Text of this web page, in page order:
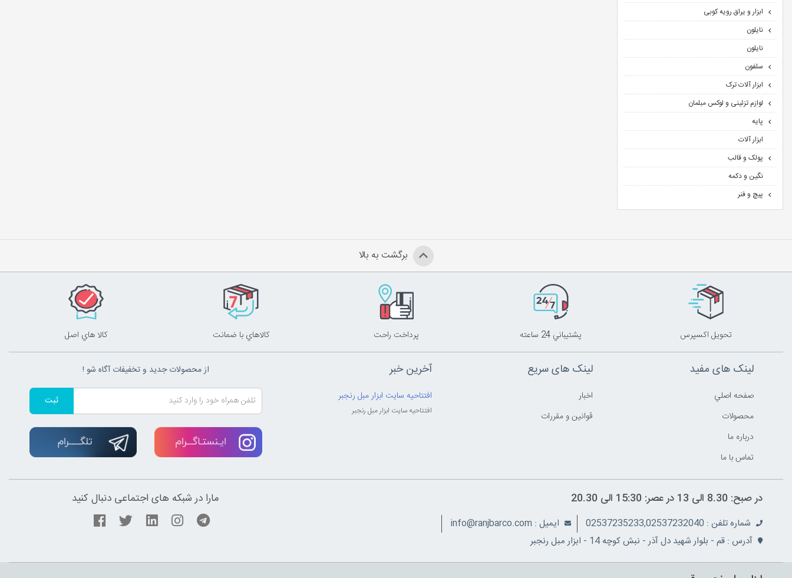
ابزار و یراق رویه کوبی
نایلون
نایلون
سلفون
ابزار آلات ترک
لوازم تزئینی و لوکس مبلمان
پایه
ابزار آلات
پولک و قالب
نگین و دکمه
پیچ و فنر
برگشت به بالا
تحويل اکسپرس پشتيباني 24 ساعته پرداخت راحت کالاهاي با ضمانت کالا هاي اصل
لینک های مفید
صفحه اصلي
محصولات
درباره ما
تماس با ما
لینک های سریع
اخبار
قوانين و مقررات
آخرین خبر
افتتاحیه سایت ابزار مبل رنجبر
افتتاحیه سایت ابزار مبل رنجبر
از محصولات جدید و تخفیفات آگاه شو !
ثبت
در صبح: 8.30 الی 13 در عصر: 15:30 الی 20.30
شماره تلفن : 02537235233,02537232040
ايميل : info@ranjbarco.com
آدرس : قم - بلوار شهید دل آذر - نبش کوچه 14 - ابزار مبل رنجبر
مارا در شبکه های اجتماعی دنبال کنید